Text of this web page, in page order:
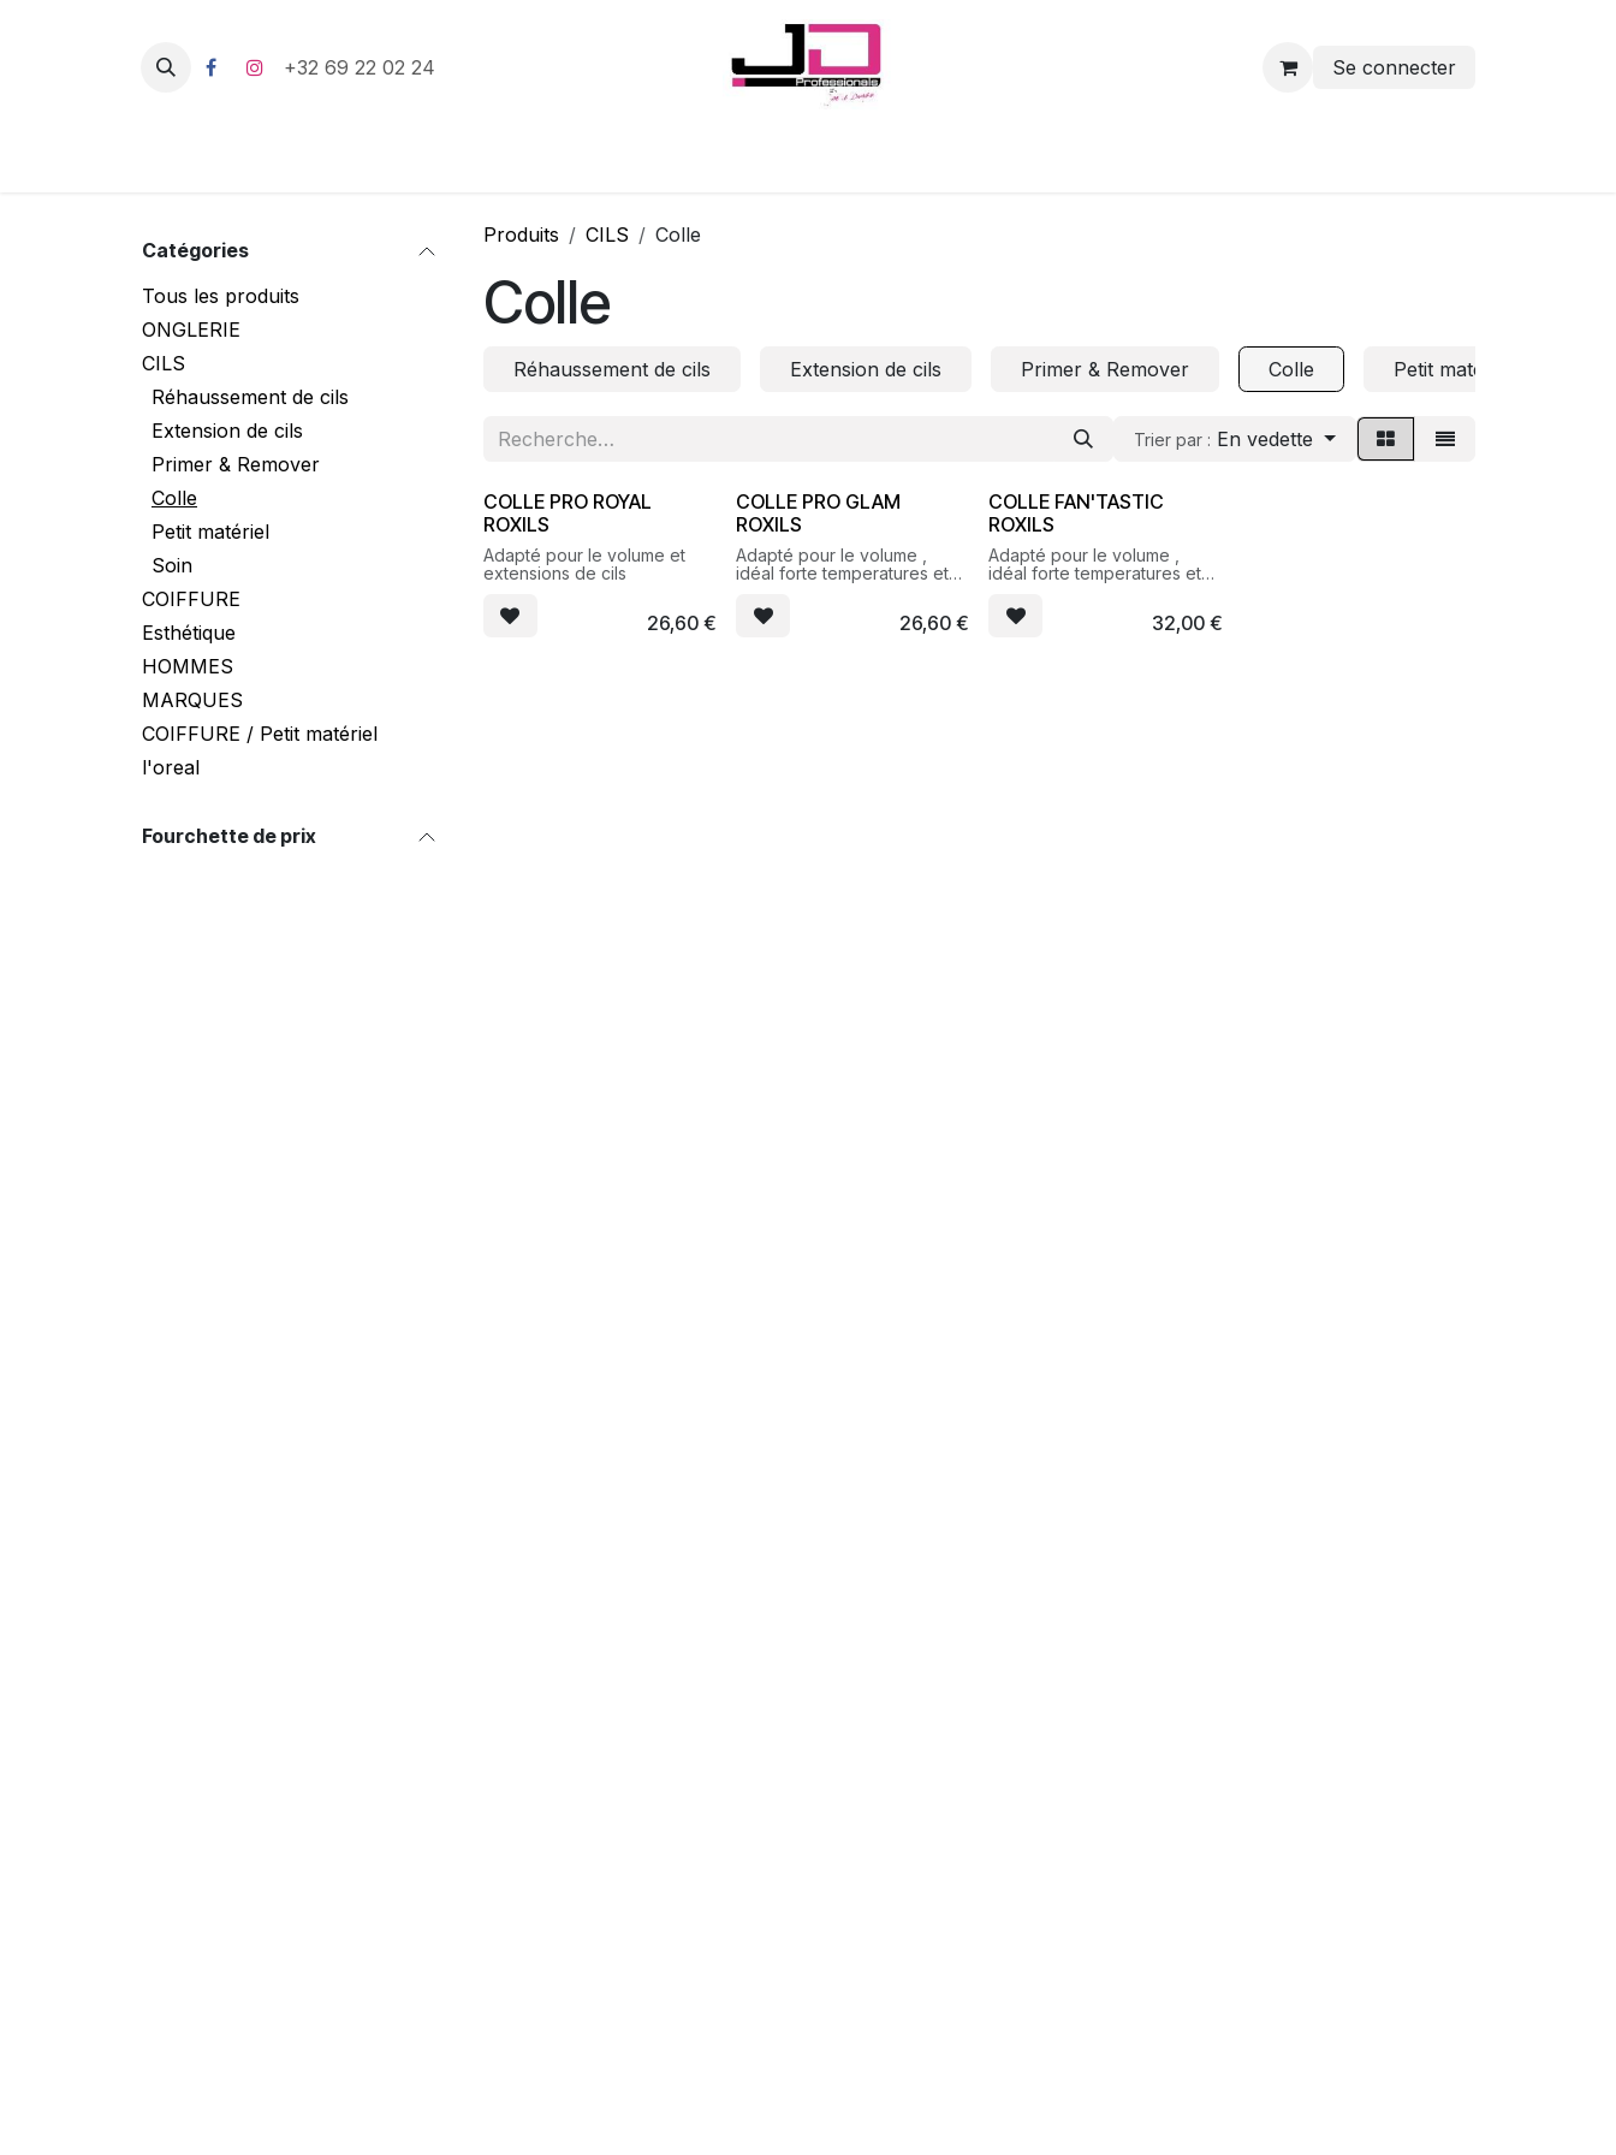
+32 69 22 02 24 Se connecter
Catégories
Tous les produits
ONGLERIE
CILS
Réhaussement de cils
Extension de cils
Primer & Remover
Colle
Petit matériel
Soin
COIFFURE
Esthétique
HOMMES
MARQUES
COIFFURE / Petit matériel
l'oreal
Fourchette de prix
Produits CILS Colle
Colle
Réhaussement de cils Extension de cils Primer & Remover Colle Petit matériel
Trier par : En vedette
COLLE PRO ROYAL
ROXILS
Adapté pour le volume et
extensions de cils
26,60 €
COLLE PRO GLAM
ROXILS
Adapté pour le volume ,
idéal forte temperatures et
26,60 €
COLLE FAN'TASTIC
ROXILS
Adapté pour le volume ,
idéal forte temperatures et
32,00€